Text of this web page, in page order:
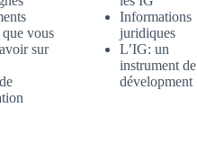
vous
sur
Informations
juridiques
L’IG: un
instrument de
dévelopment